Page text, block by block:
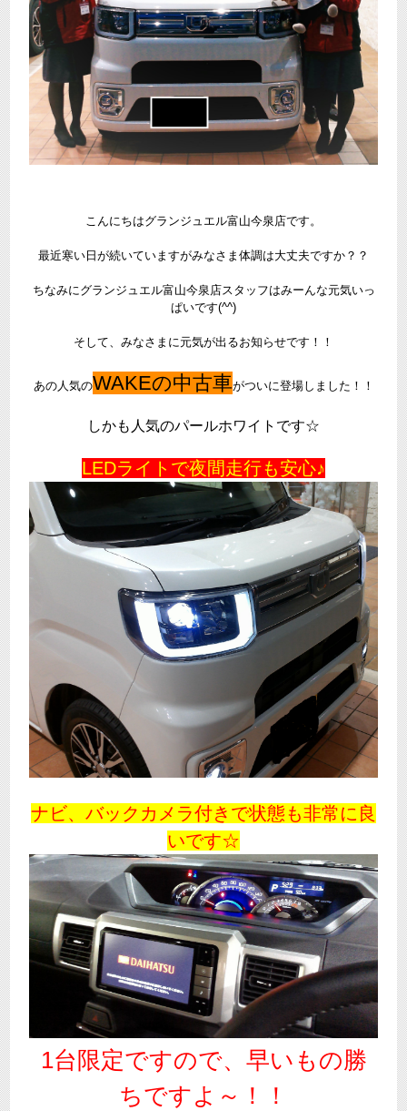
こんにちはグランジュエル富山今泉店です。
最近寒い日が続いていますがみなさま体調は大丈夫ですか？？
ちなみにグランジュエル富山今泉店スタッフはみーんな元気いっ
ぱいです(^^)
そして、みなさまに元気が出るお知らせです！！
あの人気のWAKEの中古車がついに登場しました！！
しかも人気のパールホワイトです☆
LEDライトで夜間走行も安心♪
ナビ、バックカメラ付きで状態も非常に良
いです☆
1台限定ですので、早いもの勝
ちですよ～！！